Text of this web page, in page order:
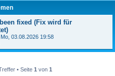
fixed (Fix wird für
Mo, 03.08.2026 19:58
• Seite 1 von 1